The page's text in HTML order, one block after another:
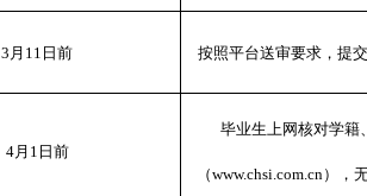
3 月 11 日前 按照平台送审要求，提
4月 1 日前
毕业生上网核对学籍
（www.chsi.com.cn ），